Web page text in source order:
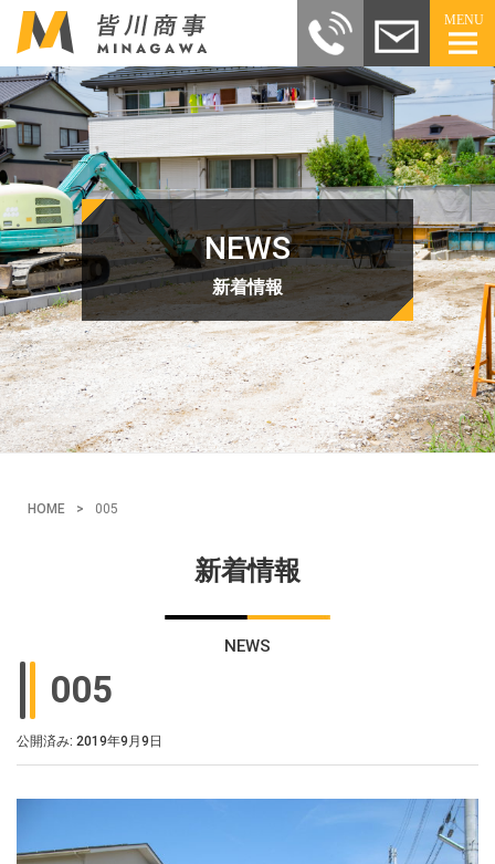
MENU
NEWS
新着情報
HOME > 005
新着情報
NEWS
005
公開済み: 2019年9月9日